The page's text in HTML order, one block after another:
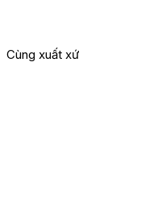
Cùng xuất xứ